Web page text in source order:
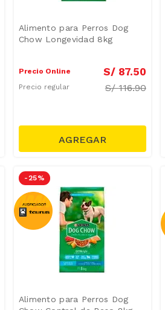
Alimento para Perros Dog
Chow Longevidad 8kg
Precio Online S/ 87.50
Precio regular S/116.90
-25 %
Alimento para Perros Dog